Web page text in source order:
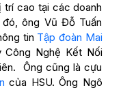
trí cao tại các doanh
ông Vũ Đỗ Tuấn
tin Tập đoàn Mai
Công Nghệ Kết Nối
Ông cũng là cựu
của HSU. Ông Ngô